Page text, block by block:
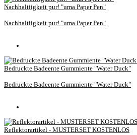
Nachhaltiigkeit pur! "uma Paper Pen"
Nachhaltiigkeit pur! "uma Paper Pen"
Bedruckte Badeente Gummiente "Water Duck"
Bedruckte Badeente Gummiente "Water Duck"
Reflektorartikel - MUSTERSET KOSTENLOS